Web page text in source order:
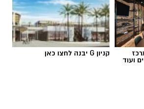
ועוד
קניון G יבנה לחצו כאן